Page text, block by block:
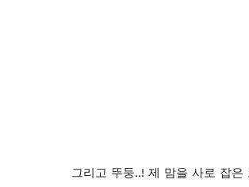
그리고 뚜둥..! 제 맘을 사로 잡은